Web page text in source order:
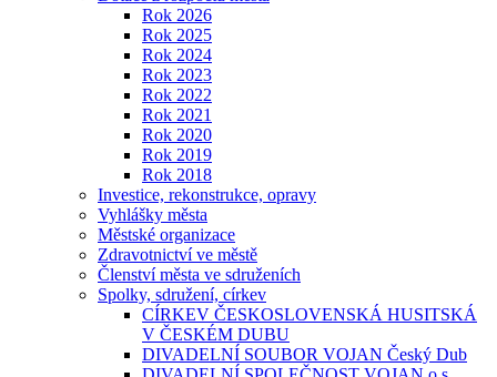
Rok 2026
Rok 2025
Rok 2024
Rok 2023
Rok 2022
Rok 2021
Rok 2020
Rok 2019
Rok 2018
Investice, rekonstrukce, opravy
Vyhlášky města
Městské organizace
Zdravotnictví ve městě
Členství města ve sdruženích
Spolky, sdružení, církev
CÍRKEV ČESKOSLOVENSKÁ HUSITSKÁ
V ČESKÉM DUBU
DIVADELNÍ SOUBOR VOJAN Český Dub